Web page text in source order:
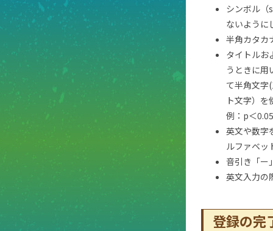
シンボル（
ないように
半角カタカ
タイトルお
うときに用
て半角文
ト文字）
例：p＜
英文や数字
ルファベッ
音引き「ー
英文入力の
登録の完